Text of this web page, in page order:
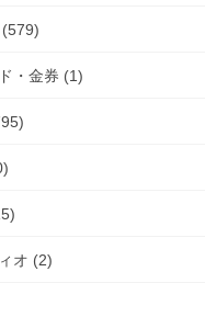
・金券 (1)
オ (2)